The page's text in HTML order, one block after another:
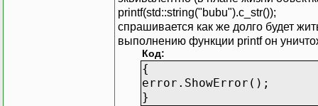
printf(std::string("bubu").c_str());
спрашивается как же долго будет
выполнению функции printf он
Код:
{
error.ShowError();
}